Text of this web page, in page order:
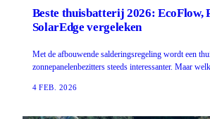
Beste thuisbatterij 2026: EcoFlow,
SolarEdge vergeleken
Met de afbouwende salderingsregeling wordt een
zonnepanelenbezitters steeds interessanter. Maar
4 FEB. 2026